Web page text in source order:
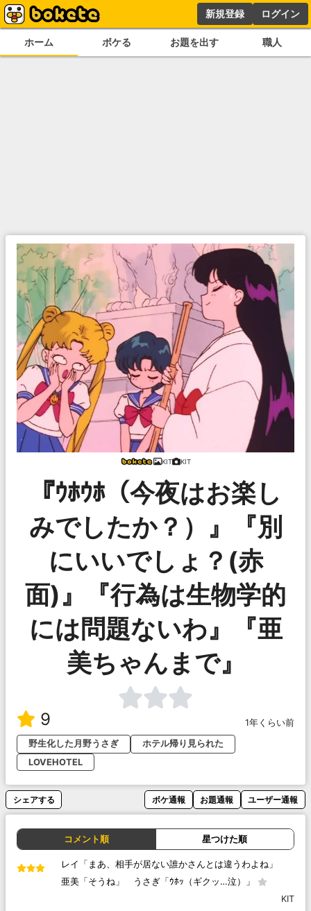
新規登録 ログイン
ホーム ボケる お題を出す 職人
KIT KIT
『ｳﾎｳﾎ（今夜はお楽し
みでしたか？）』『別
にいいでしょ？(赤
面)』『行為は生物学的
には問題ないわ』『亜
美ちゃんまで』
9
1年くらい前
野生化した月野うさぎ
ホテル帰り見られた
LOVEHOTEL
シェアする ボケ通報 お題通報 ユーザー通報
コメント順 星つけた順
レイ「まあ、相手が居ない誰かさんとは違うわよね」
亜美「そうね」 うさぎ「ｳﾎｯ（ギクッ…泣）」
KIT